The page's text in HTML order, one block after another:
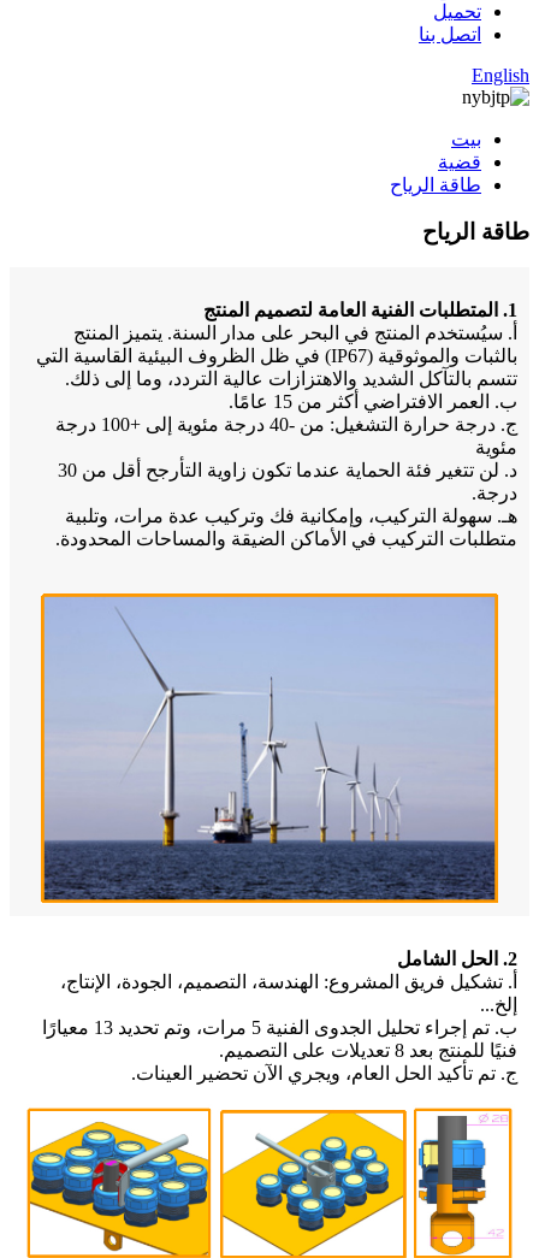
تحميل
اتصل بنا
English
بيت
قضية
طاقة الرياح
طاقة الرياح
1. المتطلبات الفنية العامة لتصميم المنتج
أ. سيُستخدم المنتج في البحر على مدار السنة. يتميز المنتج
بالثبات والموثوقية (IP67) في ظل الظروف البيئية القاسية التي
تتسم بالتآكل الشديد والاهتزازات عالية التردد، وما إلى ذلك.
ب. العمر الافتراضي أكثر من 15 عامًا.
ج. درجة حرارة التشغيل: من -40 درجة مئوية إلى +100 درجة
مئوية
د. لن تتغير فئة الحماية عندما تكون زاوية التأرجح أقل من 30
درجة.
هـ. سهولة التركيب، وإمكانية فك وتركيب عدة مرات، وتلبية
متطلبات التركيب في الأماكن الضيقة والمساحات المحدودة.
2. الحل الشامل
أ. تشكيل فريق المشروع: الهندسة، التصميم، الجودة، الإنتاج،
إلخ...
ب. تم إجراء تحليل الجدوى الفنية 5 مرات، وتم تحديد 13 معيارًا
فنيًا للمنتج بعد 8 تعديلات على التصميم.
ج. تم تأكيد الحل العام، ويجري الآن تحضير العينات.